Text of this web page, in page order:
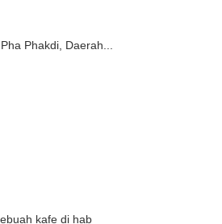
Phakdi, Daerah...
kafe di hab